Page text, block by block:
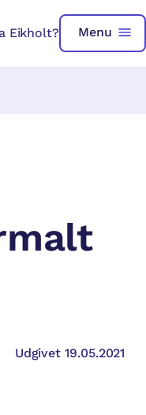
Eikholt? Menu
Udgivet 19.05.2021